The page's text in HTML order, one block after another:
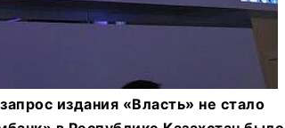
издания «Власть» не стало